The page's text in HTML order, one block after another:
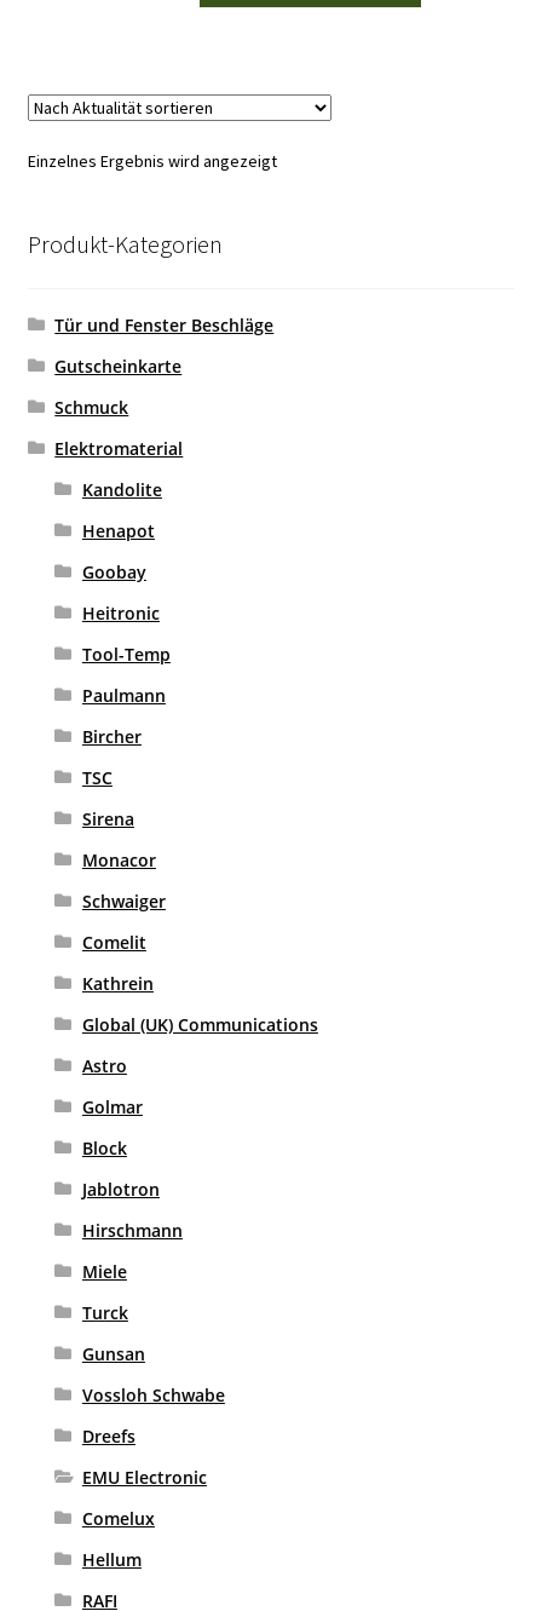
Einzelnes Ergebnis wird angezeigt
Produkt-Kategorien
Tür und Fenster Beschläge
Gutscheinkarte
Schmuck
Elektromaterial
Kandolite
Henapot
Goobay
Heitronic
Tool-Temp
Paulmann
Bircher
TSC
Sirena
Monacor
Schwaiger
Comelit
Kathrein
Global (UK) Communications
Astro
Golmar
Block
Jablotron
Hirschmann
Miele
Turck
Gunsan
Vossloh Schwabe
Dreefs
EMU Electronic
Comelux
Hellum
RAFI